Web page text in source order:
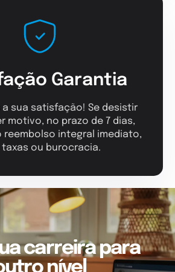
Garantia
a sua satisfação! Se desistir
motivo, no prazo de 7 dias,
reembolso integral imediato,
taxas ou burocracia.
carreira para